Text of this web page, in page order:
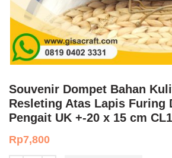
Souvenir Dompet Bahan
Resleting Atas Lapis Furing
Pengait UK +-20 x 15 cm CL1
Rp7,800